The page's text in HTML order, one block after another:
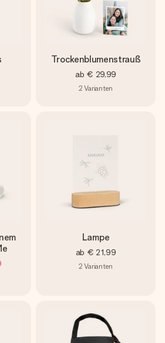
Trockenblumenstrauß
ab € 29,99
2 Varianten
Lampe
ab € 21,99
2 Varianten